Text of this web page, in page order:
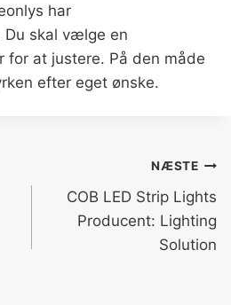
har
skal vælge en
for at justere. På den måde
efter eget ønske.
NÆSTE
COB LED Strip Lights
Producent: Lighting
Solution